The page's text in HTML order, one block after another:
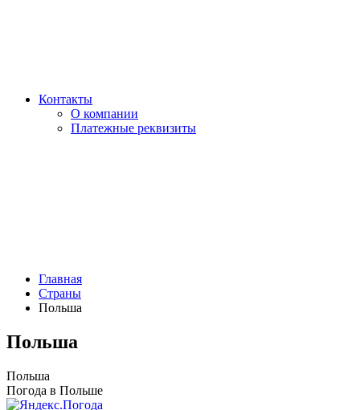
Контакты
О компании
Платежные реквизиты
Главная
Страны
Польша
Польша
Польша
Погода в Польше